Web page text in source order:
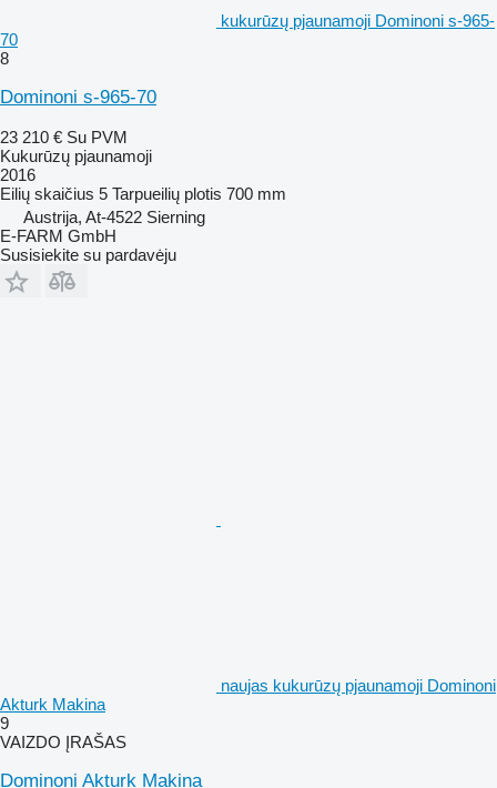
kukurūzų pjaunamoji Dominoni s-965-
70
8
Dominoni s-965-70
23 210 € Su PVM
Kukurūzų pjaunamoji
2016
Eilių skaičius 5 Tarpueilių plotis 700 mm
Austrija, At-4522 Sierning
E-FARM GmbH
Susisiekite su pardavėju
naujas kukurūzų pjaunamoji Dominoni
Akturk Makina
9
VAIZDO ĮRAŠAS
Dominoni Akturk Makina